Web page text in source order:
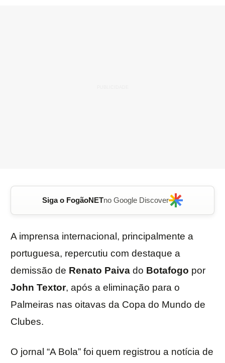
Siga o FogãoNETno Google Discover
A imprensa internacional, principalmente a
portuguesa, repercutiu com destaque a
demissão de Renato Paiva do Botafogo por
John Textor, após a eliminação para o
Palmeiras nas oitavas da Copa do Mundo de
Clubes.
O jornal “A Bola” foi quem registrou a notícia de